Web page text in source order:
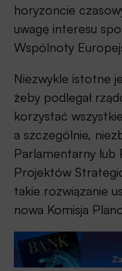
horyzoncie
uwagę interesu
Wspólnoty
Niezwykle istotne
żeby podlegał
korzystać
a szczególnie,
Parlamentarny lub
Projektów
takie rozwiązanie
nowa Komisja